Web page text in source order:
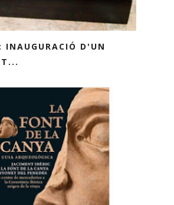
INAUGURACIÓ D'UN